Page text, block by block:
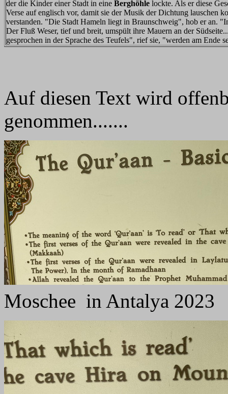
der die Kinder einer Stadt in eine Berghöhle lockte. Als er diese
Verse auf englisch vor, damit sie der Musik der Dichtung lauschen
verstanden. "Die Stadt Hameln liegt in Braunschweig", hob er an.
Der Fluß Weser, tief und breit, umspült ihre Mauern an der
gesprochen in der Sprache des Teufels", rief sie, "werden am Ende
Auf diesen Text wird
genommen.......
Moschee in Antalya 2023